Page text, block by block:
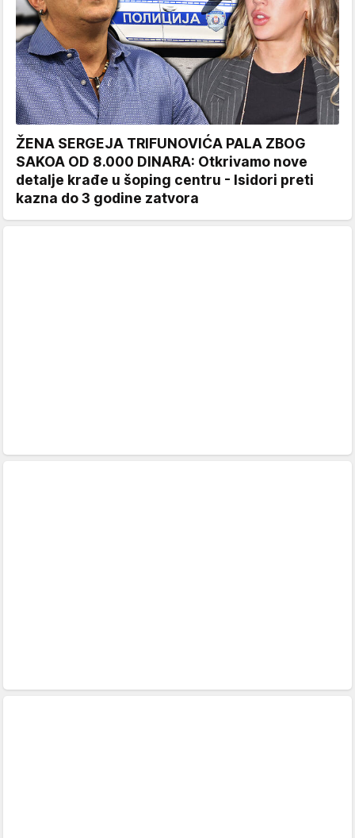
ŽENA SERGEJA TRIFUNOVIĆA PALA ZBOG
SAKOA OD 8.000 DINARA: Otkrivamo nove
detalje krađe u šoping centru - Isidori preti
kazna do 3 godine zatvora